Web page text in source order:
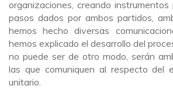
organizaciones, creando instrumentos
pasos dados por ambos partidos,
hemos hecho diversas
hemos explicado el desarrollo del
no puede ser de otro modo, serán
las que comuniquen al respecto del
unitario.